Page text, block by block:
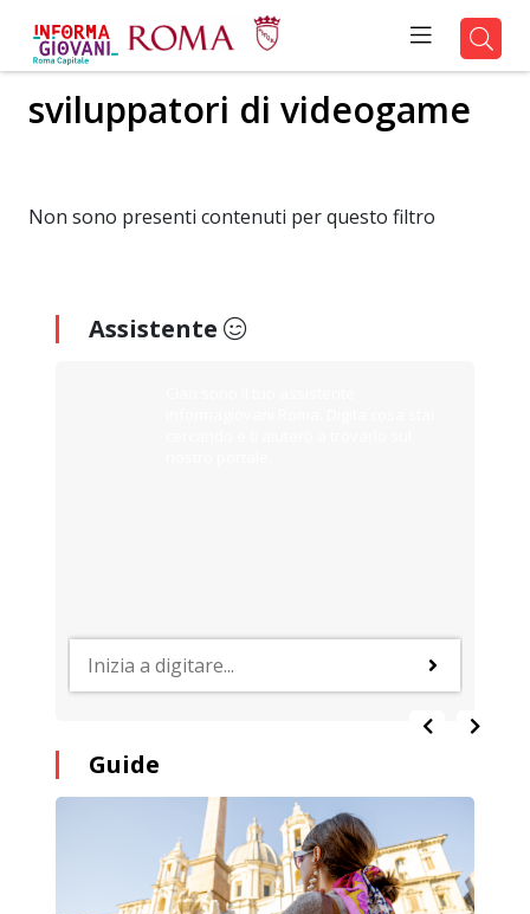
sviluppatori di videogame
Non sono presenti contenuti per questo filtro
Assistente
Guide